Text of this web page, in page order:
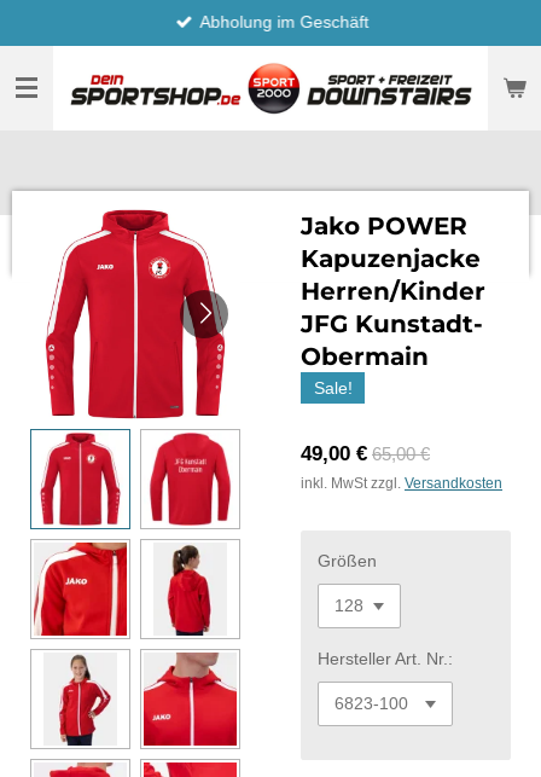
Hauptinhalt
springen
Abholung im Geschäft
Jako POWER
Kapuzenjacke
Herren/Kinder
JFG Kunstadt-
Obermain
Sale!
49,00 € 65,00 €
inkl. MwSt zzgl. Versandkosten
Größen
Hersteller Art. Nr.: